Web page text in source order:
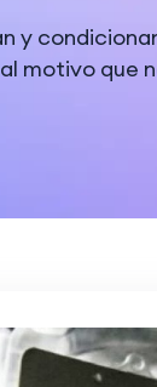
y
motivo que